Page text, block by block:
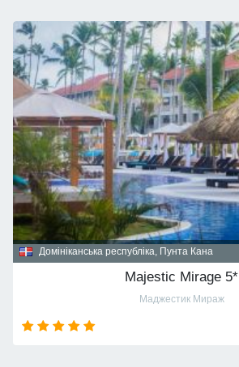
Домініканська республіка, Пунта Кана
Majestic Mirage 5*
Маджестик Мираж